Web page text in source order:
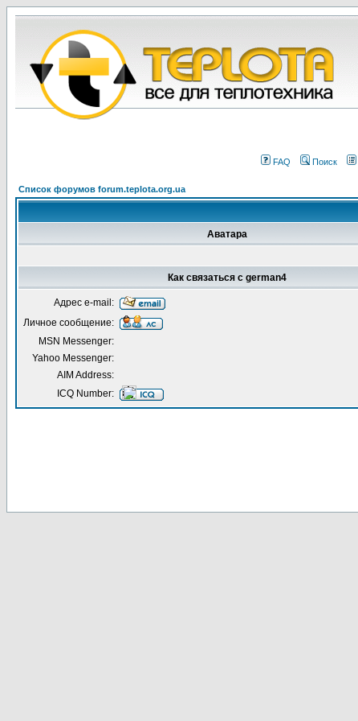
FAQ Поиск
Список форумов forum.teplota.org.ua
Аватара
Как связаться с german4
Адрес e-mail:
Личное сообщение:
MSN Messenger:
Yahoo Messenger:
AIM Address:
ICQ Number: